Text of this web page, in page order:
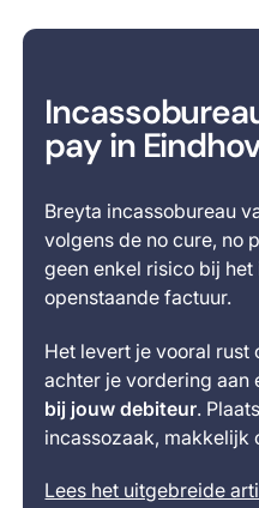
pay in
Breyta incassobureau
volgens de no cure, no
geen enkel risico bij
openstaande factuur.
Het levert je vooral rust
achter je vordering aan
bij jouw debiteur.
incassozaak, makkelijk
Lees het uitgebreide